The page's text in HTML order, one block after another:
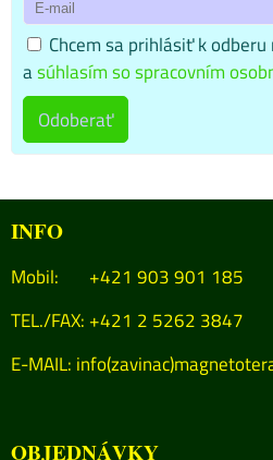
Chcem sa prihlásiť k
asúhlasím so spracovním
Odoberať
INFO
Mobil: +421 903 901 185
TEL./FAX: +421 2 5262 3847
E-MAIL:
OBJEDNÁVKY